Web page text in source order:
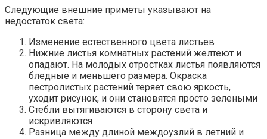
Следующие внешние приметы указывают на
недостаток света:
Изменение естественного цвета листьев
Нижние листья комнатных растений желтеют и
опадают. На молодых отростках листья появляются
бледные и меньшего размера. Окраска
пестролистых растений теряет свою яркость,
уходит рисунок, и они становятся просто зелеными
Стебли вытягиваются в сторону света и
искривляются
Разница между длиной междоузлий в летний и